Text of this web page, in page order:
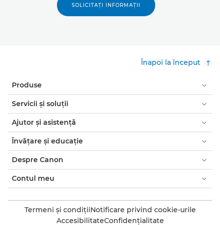
SOLICITAŢI INFORMAŢII
Înapoi la început
Produse
Servicii şi soluţii
Ajutor şi asistenţă
Învăţare şi educaţie
Despre Canon
Contul meu
Termeni şi condiţiiNotificare privind cookie-urile
AccesibilitateConfidenţialitate